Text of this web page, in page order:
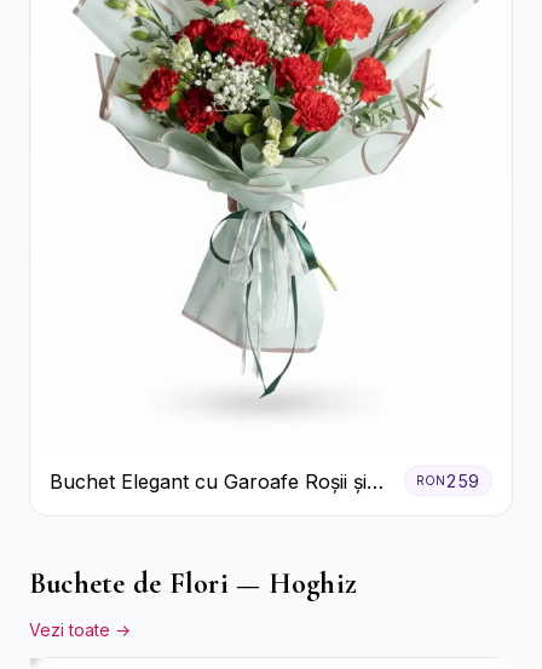
Buchet Elegant cu Garoafe Roșii și
Floarea Miresei
RON 259
Buchete de Flori — Hoghiz
Vezi toate →